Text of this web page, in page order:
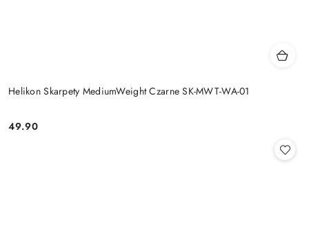
Helikon Skarpety MediumWeight Czarne SK-MWT-WA-01
Cena:
49.90